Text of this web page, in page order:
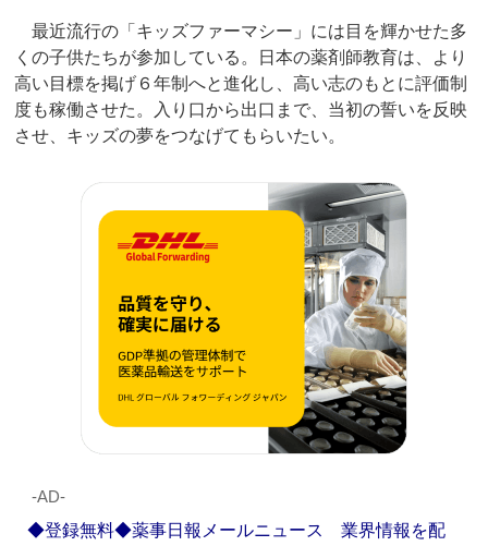
最近流行の「キッズファーマシー」には目を輝かせた多
くの子供たちが参加している。日本の薬剤師教育は、より
高い目標を掲げ６年制へと進化し、高い志のもとに評価制
度も稼働させた。入り口から出口まで、当初の誓いを反映
させ、キッズの夢をつなげてもらいたい。
‐AD‐
◆登録無料◆薬事日報メールニュース 業界情報を配